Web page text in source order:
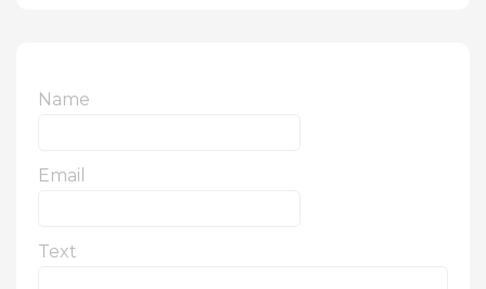
Name
Email
Text